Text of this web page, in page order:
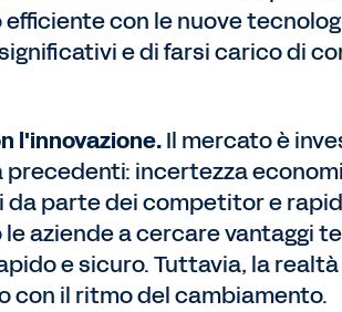
con le nuove
e di farsi carico di
l'innovazione.Il mercato è
incertezza
parte dei competitor e
aziende a cercare vantaggi
e sicuro. Tuttavia, la
con il ritmo del cambiamento.